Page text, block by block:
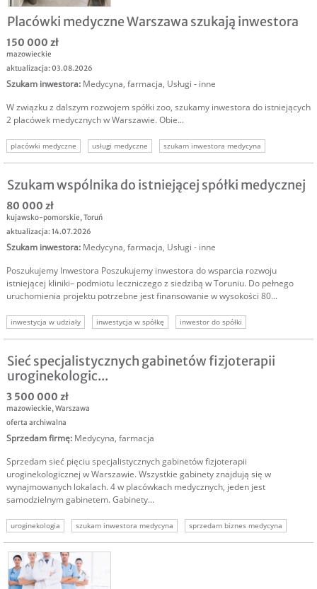
Placówki medyczne Warszawa szukają inwestora
150 000 zł
mazowieckie
aktualizacja: 03.08.2026
Szukam inwestora: Medycyna, farmacja, Usługi - inne
W związku z dalszym rozwojem spółki zoo, szukamy inwestora do istniejących
2 placówek medycznych w Warszawie. Obie...
placówki medyczne usługi medyczne
szukam inwestora medycyna
szukam kapitału
biznes warszawa
Szukam wspólnika do istniejącej spółki medycznej
80 000 zł
kujawsko-pomorskie,Toruń
aktualizacja: 14.07.2026
Szukam inwestora: Medycyna, farmacja, Usługi - inne
Poszukujemy Inwestora Poszukujemy inwestora do wsparcia rozwoju
istniejącej kliniki– podmiotu leczniczego z siedzibą w Toruniu. Do pełnego
uruchomienia projektu potrzebne jest finansowanie w wysokości 80...
inwestycja w udziały inwestycja w spółkę
inwestor do spółki
szukam inwestora medycyna
inwestor spółka medyczna
spółka szuka inwestora
szukam kapitału medycyna
Sieć specjalistycznych gabinetów fizjoterapii
uroginekologic...
3 500 000 zł
mazowieckie,Warszawa
oferta archiwalna
Sprzedam firmę: Medycyna, farmacja
Sprzedam sieć pięciu specjalistycznych gabinetów fizjoterapii
uroginekologicznej w Warszawie. Wszystkie gabinety znajdują się w
wynajmowanych lokalach. 4 w placówkach medycznych, jeden jest
samodzielnym gabinetem. Gabinety...
uroginekologia szukam inwestora medycyna
sprzedam biznes medycyna
sprzedam firmę medyczną